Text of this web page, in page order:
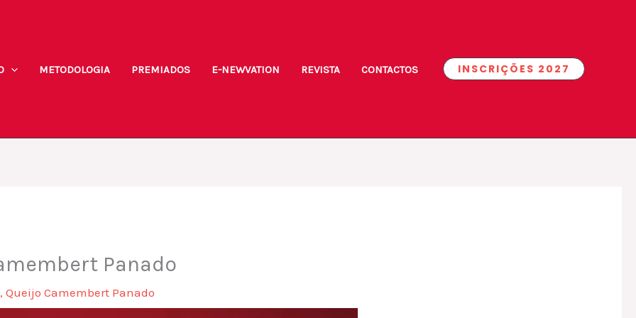
METODOLOGIA PREMIADOS E-NEWVATION REVISTA CONTACTOS INSCRIÇÕES 2027
Panado
,Queijo Camembert Panado